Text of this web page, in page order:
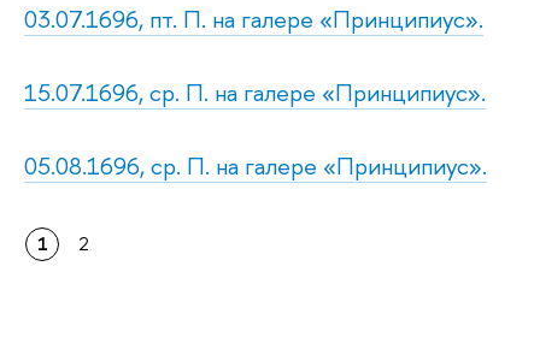
03.07.1696, пт. П. на галере «Принципиус».
15.07.1696, ср. П. на галере «Принципиус».
05.08.1696, ср. П. на галере «Принципиус».
1 2